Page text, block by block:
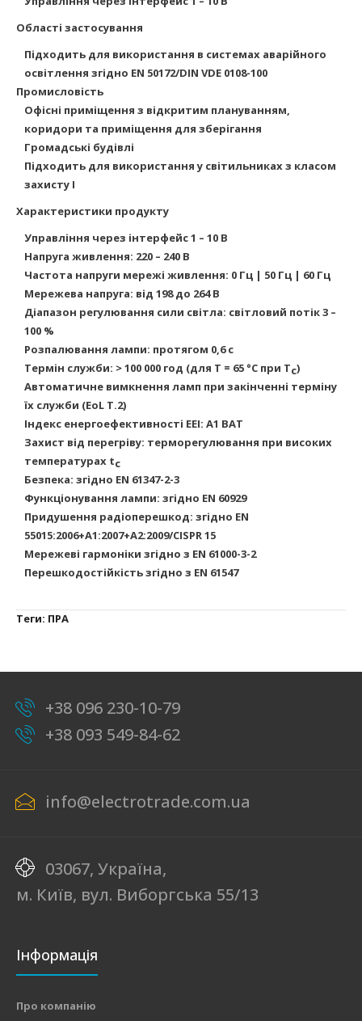
Області застосування
Підходить для використання в системах аварійного
освітлення згідно EN 50172/DIN VDE 0108-100
Промисловість
Офісні приміщення з відкритим плануванням,
коридори та приміщення для зберігання
Громадські будівлі
Підходить для використання у світильниках з класом
захисту I
Характеристики продукту
Управління через інтерфейс 1 – 10 В
Напруга живлення: 220 – 240 В
Частота напруги мережі живлення: 0 Гц | 50 Гц | 60 Гц
Мережева напруга: від 198 до 264 В
Діапазон регулювання сили світла: світловий потік 3 –
100 %
Розпалювання лампи: протягом 0,6 с
Термін служби: > 100 000 год (для T = 65 °C при Tc)
Автоматичне вимкнення ламп при закінченні терміну
їх служби (EoL T.2)
Індекс енергоефективності EEI: A1 BAT
Захист від перегріву: терморегулювання при високих
температурах tc
Безпека: згідно EN 61347-2-3
Функціонування лампи: згідно EN 60929
Придушення радіоперешкод: згідно EN
55015:2006+A1:2007+A2:2009/CISPR 15
Мережеві гармоніки згідно з EN 61000-3-2
Перешкодостійкість згідно з EN 61547
Теги: ПРА
+38 096 230-10-79
+38 093 549-84-62
info@electrotrade.com.ua
03067, Україна,
м. Київ, вул. Виборгська 55/13
Інформація
Про компанію